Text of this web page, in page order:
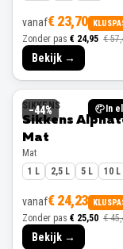
vanaf€ 23,70
Zonder pas € 24,95 €
Bekijk →
−44% In
SIKKENS
Sikkens
Mat
Mat
1 L
2,5 L 5 L 10 L
vanaf€ 24,23
Zonder pas € 25,50 €
Bekijk →